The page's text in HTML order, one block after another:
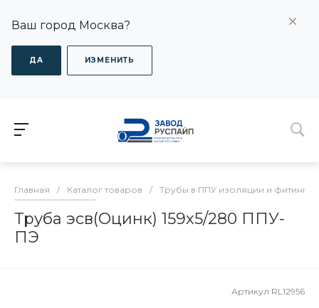
Ваш город Москва?
ДА ИЗМЕНИТЬ
Главная / Каталог товаров / Трубы в ППУ изоляции и фитинги
Труба эсв(Оцинк) 159х5/280 ППУ-
ПЭ
Артикул RL12956